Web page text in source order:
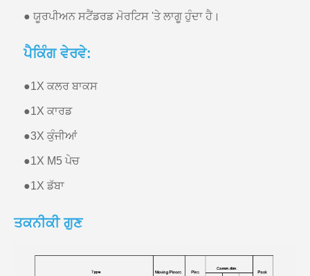
● ਯੂਰਪੀਅਨ ਸਟੈਂਡਰਡ ਮੋਰਟਿਸ 'ਤੇ ਲਾਗੂ ਹੁੰਦਾ ਹੈ।
ਪੈਕਿੰਗ ਵੇਰਵੇ:
●1X ਕਲਰ ਬਾਕਸ
●1X ਕਾਰਡ
●3X ਕੁੰਜੀਆਂ
●1X M5 ਪੇਚ
●1X ਡੱਬਾ
ਤਕਨੀਕੀ ਗੁਣ